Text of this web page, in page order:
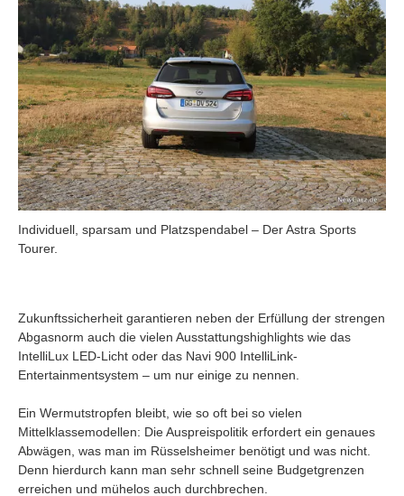
Individuell, sparsam und Platzspendabel – Der Astra Sports
Tourer.
Zukunftssicherheit garantieren neben der Erfüllung der strengen
Abgasnorm auch die vielen Ausstattungshighlights wie das
IntelliLux LED-Licht oder das Navi 900 IntelliLink-
Entertainmentsystem – um nur einige zu nennen.
Ein Wermutstropfen bleibt, wie so oft bei so vielen
Mittelklassemodellen: Die Auspreispolitik erfordert ein genaues
Abwägen, was man im Rüsselsheimer benötigt und was nicht.
Denn hierdurch kann man sehr schnell seine Budgetgrenzen
erreichen und mühelos auch durchbrechen.